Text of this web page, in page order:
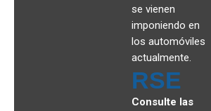
se vienen
imponiendo en
los automóviles
actualmente.
RSE
Consulte las